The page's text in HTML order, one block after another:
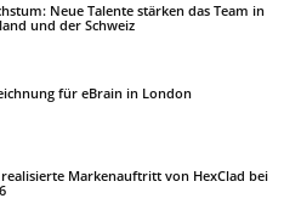
Neue Talente stärken das Team in
und der Schweiz
für eBrain in London
realisierte Markenauftritt von HexClad bei